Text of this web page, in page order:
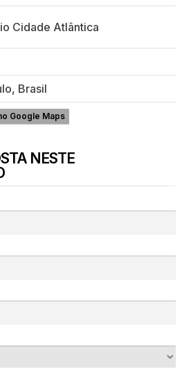
Cidade Atlântica
Brasil
Google Maps
NESTE